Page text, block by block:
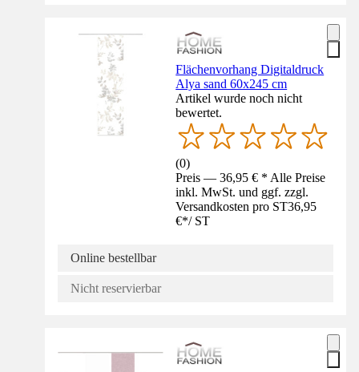
Flächenvorhang Digitaldruck
Alya sand 60x245 cm
Artikel wurde noch nicht
bewertet.
(0)
Preis — 36,95 € * Alle Preise
inkl. MwSt. und ggf. zzgl.
Versandkosten pro ST36,95
€*/ ST
Online bestellbar
Nicht reservierbar